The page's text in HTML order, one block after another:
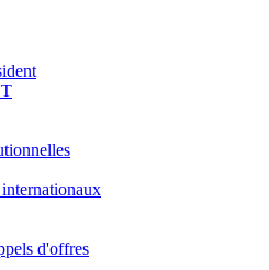
d'offres